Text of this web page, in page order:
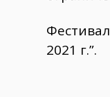
2021 г.”.